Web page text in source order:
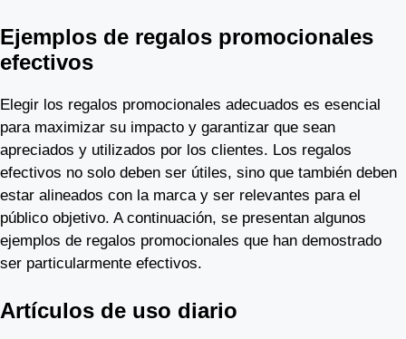
Ejemplos de regalos promocionales
efectivos
Elegir los regalos promocionales adecuados es esencial
para maximizar su impacto y garantizar que sean
apreciados y utilizados por los clientes. Los regalos
efectivos no solo deben ser útiles, sino que también deben
estar alineados con la marca y ser relevantes para el
público objetivo. A continuación, se presentan algunos
ejemplos de regalos promocionales que han demostrado
ser particularmente efectivos.
Artículos de uso diario